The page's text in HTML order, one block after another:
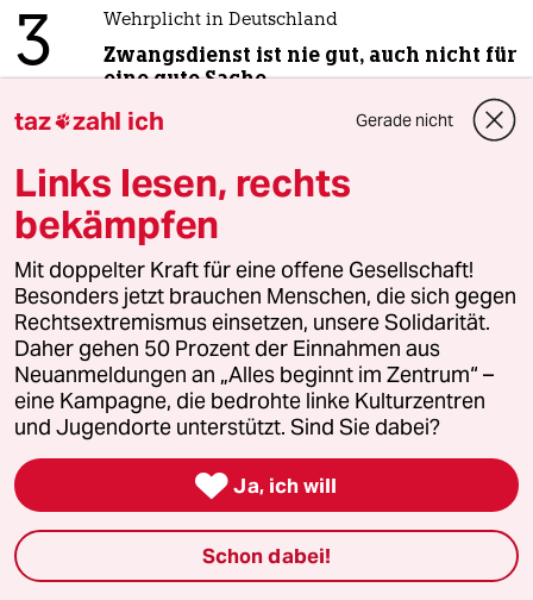
3 Wehrplicht in Deutschland
Zwangsdienst ist nie gut, auch nicht für
eine gute Sache
4 Ungleichbehandlung im Abstammungsrecht
Familien ohne Cis-Mann wird es
schwer gemacht
5 Streit um Rente mit 63
Passgenauer Populismus
6
Vielleicht erwarten wir von Eltern zu
viel
taz zahl ich Gerade nicht
Links lesen, rechts
bekämpfen
Mit doppelter Kraft für eine offene Gesellschaft!
Besonders jetzt brauchen Menschen, die sich gegen
Rechtsextremismus einsetzen, unsere Solidarität.
Daher gehen 50 Prozent der Einnahmen aus
Neuanmeldungen an „Alles beginnt im Zentrum“ –
eine Kampagne, die bedrohte linke Kulturzentren
und Jugendorte unterstützt. Sind Sie dabei?
 Ja, ich will
Schon dabei!